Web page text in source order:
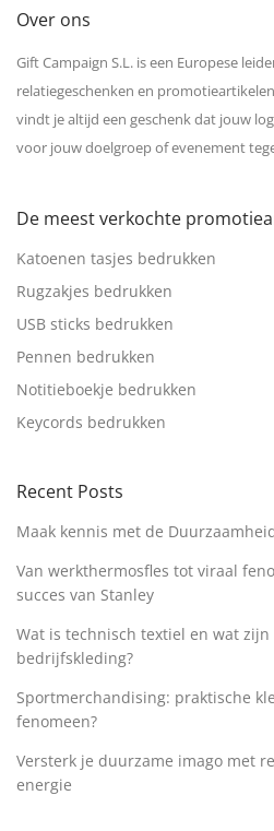
Over ons
Gift Campaign S.L. is een Europese
relatiegeschenken en
vindt je altijd een geschenk dat jouw
voor jouw doelgroep of evenement
De meest verkochte
Katoenen tasjes bedrukken
Rugzakjes bedrukken
USB sticks bedrukken
Pennen bedrukken
Notitieboekje bedrukken
Keycords bedrukken
Recent Posts
Maak kennis met de
Van werkthermosfles tot viraal
succes van Stanley
Wat is technisch textiel en wat
bedrijfskleding?
Sportmerchandising: praktische
fenomeen?
Versterk je duurzame imago met
energie